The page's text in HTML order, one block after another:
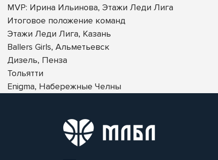
MVP: Ирина Ильинова, Этажи Леди Лига
Итоговое положение команд
Этажи Леди Лига, Казань
Ballers Girls, Альметьевск
Дизель, Пенза
Тольятти
Enigma, Набережные Челны